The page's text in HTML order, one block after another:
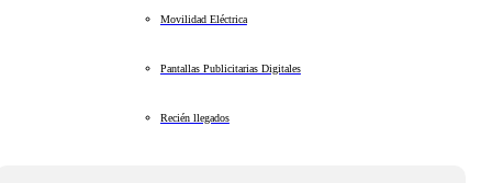
Movilidad Eléctrica
Pantallas Publicitarias Digitales
Recién llegados